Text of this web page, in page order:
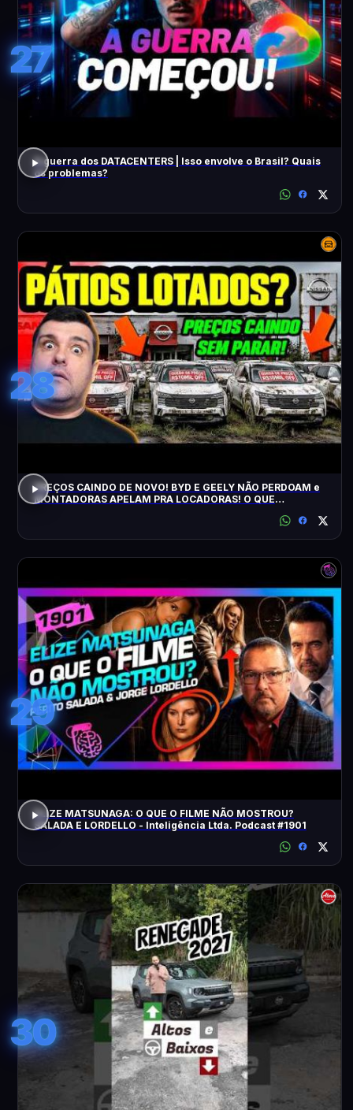
27
A guerra dos DATACENTERS | Isso envolve o Brasil? Quais
os problemas?
28
PREÇOS CAINDO DE NOVO! BYD E GEELY NÃO PERDOAM e
MONTADORAS APELAM PRA LOCADORAS! O QUE
29
ELIZE MATSUNAGA: O QUE O FILME NÃO MOSTROU?
SALADA E LORDELLO - Inteligência Ltda. Podcast #1901
30